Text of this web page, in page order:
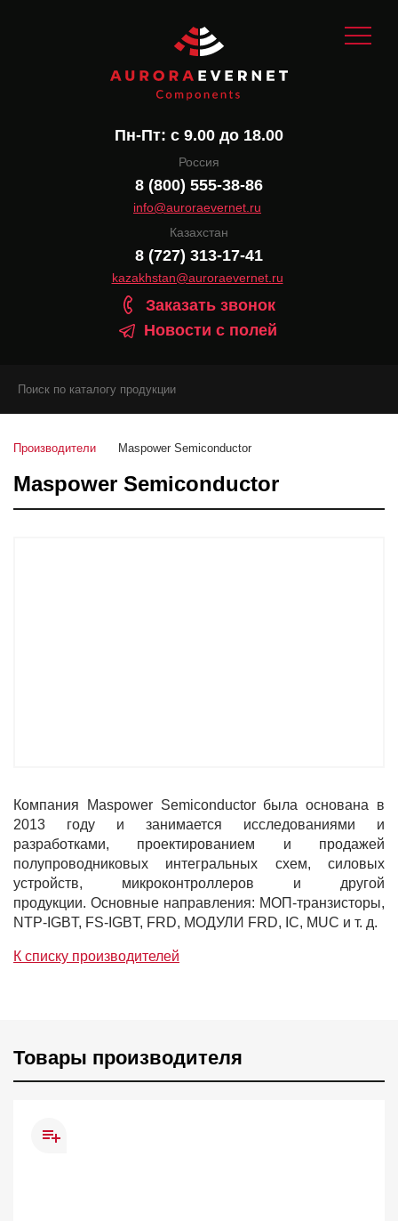
Пн-Пт: с 9.00 до 18.00
Россия
8 (800) 555-38-86
info@auroraevernet.ru
Казахстан
8 (727) 313-17-41
kazakhstan@auroraevernet.ru
Заказать звонок
Новости с полей
Производители Maspower Semiconductor
Maspower Semiconductor
Компания Maspower Semiconductor была основана в
2013 году и занимается исследованиями и
разработками, проектированием и продажей
полупроводниковых интегральных схем, силовых
устройств, микроконтроллеров и другой
продукции. Основные направления: МОП-транзисторы,
NTP-IGBT, FS-IGBT, FRD, МОДУЛИ FRD, IC, MUC и т. д.
К списку производителей
Товары производителя